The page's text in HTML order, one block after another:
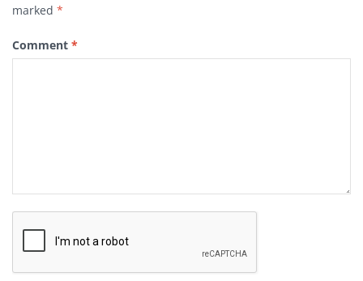
marked *
Comment *